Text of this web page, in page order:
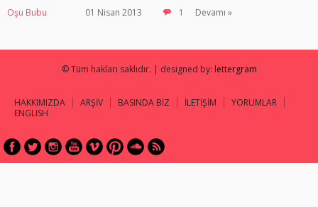
Oşu Bubu 01 Nisan 2013 1 Devamı »
© Tüm hakları saklıdır. | designed by: lettergram
HAKKIMIZDA ARŞİV BASINDA BİZ İLETİŞİM
YORUMLAR
ENGLISH